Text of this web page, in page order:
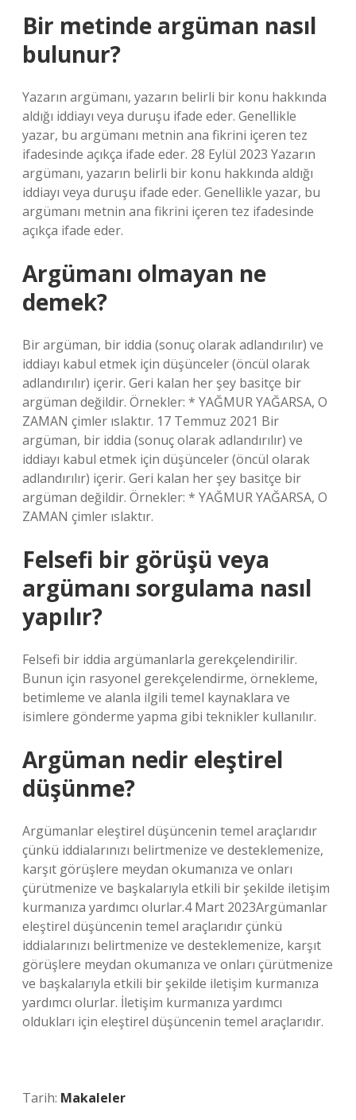
Bir metinde argüman nasıl
bulunur?
Yazarın argümanı, yazarın belirli bir konu hakkında
aldığı iddiayı veya duruşu ifade eder. Genellikle
yazar, bu argümanı metnin ana fikrini içeren tez
ifadesinde açıkça ifade eder. 28 Eylül 2023 Yazarın
argümanı, yazarın belirli bir konu hakkında aldığı
iddiayı veya duruşu ifade eder. Genellikle yazar, bu
argümanı metnin ana fikrini içeren tez ifadesinde
açıkça ifade eder.
Argümanı olmayan ne
demek?
Bir argüman, bir iddia (sonuç olarak adlandırılır) ve
iddiayı kabul etmek için düşünceler (öncül olarak
adlandırılır) içerir. Geri kalan her şey basitçe bir
argüman değildir. Örnekler: * YAĞMUR YAĞARSA, O
ZAMAN çimler ıslaktır. 17 Temmuz 2021 Bir
argüman, bir iddia (sonuç olarak adlandırılır) ve
iddiayı kabul etmek için düşünceler (öncül olarak
adlandırılır) içerir. Geri kalan her şey basitçe bir
argüman değildir. Örnekler: * YAĞMUR YAĞARSA, O
ZAMAN çimler ıslaktır.
Felsefi bir görüşü veya
argümanı sorgulama nasıl
yapılır?
Felsefi bir iddia argümanlarla gerekçelendirilir.
Bunun için rasyonel gerekçelendirme, örnekleme,
betimleme ve alanla ilgili temel kaynaklara ve
isimlere gönderme yapma gibi teknikler kullanılır.
Argüman nedir eleştirel
düşünme?
Argümanlar eleştirel düşüncenin temel araçlarıdır
çünkü iddialarınızı belirtmenize ve desteklemenize,
karşıt görüşlere meydan okumanıza ve onları
çürütmenize ve başkalarıyla etkili bir şekilde iletişim
kurmanıza yardımcı olurlar.4 Mart 2023Argümanlar
eleştirel düşüncenin temel araçlarıdır çünkü
iddialarınızı belirtmenize ve desteklemenize, karşıt
görüşlere meydan okumanıza ve onları çürütmenize
ve başkalarıyla etkili bir şekilde iletişim kurmanıza
yardımcı olurlar. İletişim kurmanıza yardımcı
oldukları için eleştirel düşüncenin temel araçlarıdır.
Tarih: Makaleler